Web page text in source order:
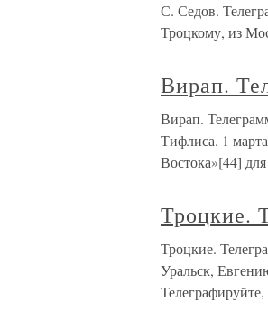
С. Седов.
Троцкому, из
Вирап.
Вирап.
Тифлиса. 1
Востока»[44]
Троцкие.
Троцкие.
Уральск,